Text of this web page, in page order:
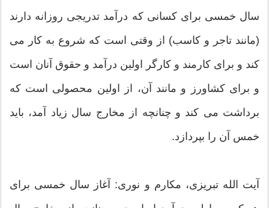
سال خمسى براى كسانى كه درآمد تدريجى روزانه دارند
(مانند تاجر و كاسب) از وقتى است كه شروع به كار مى
كند و براى كارمند و كارگر اولين درآمد و حقوق آنان است
و براى كشاورز و مانند آن، از اولين محصولى است كه
برداشت مى كند و چنانچه از مخارج سال زياد آمد، بايد
خمس آن را بپردازد.
آيت الله تبريزى، مكارم و نورى: آغاز سال خمسى براى